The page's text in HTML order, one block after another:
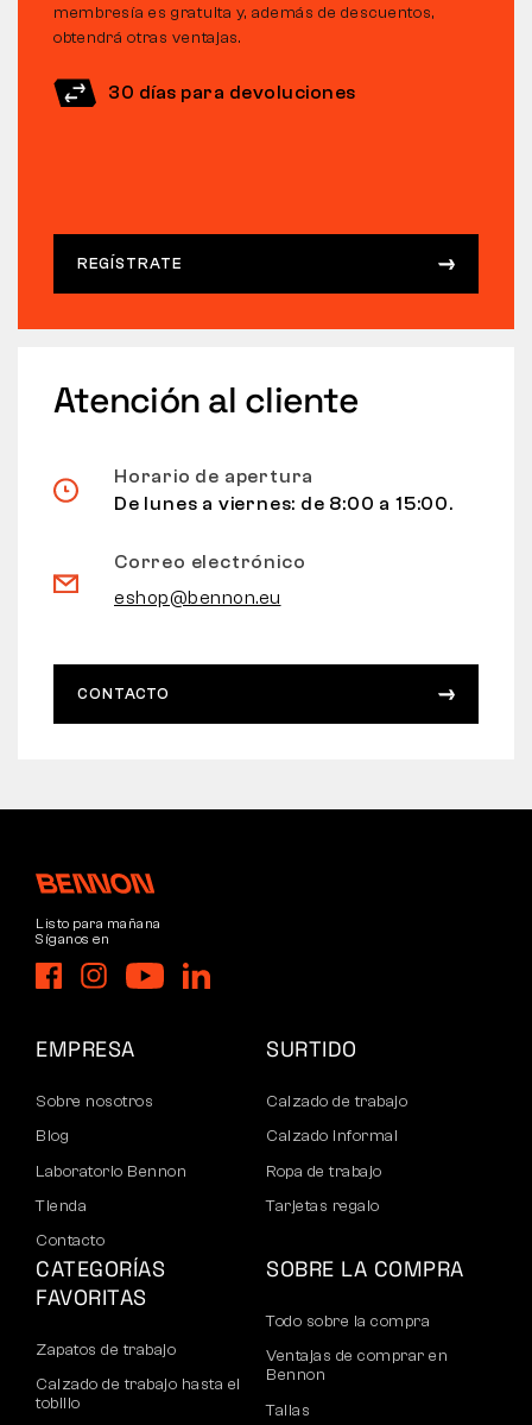
membresía es gratuita y, además de descuentos,
obtendrá otras ventajas.
30 días para devoluciones
REGÍSTRATE
Atención al cliente
Horario de apertura
De lunes a viernes: de 8:00 a 15:00.
Correo electrónico
eshop@bennon.eu
CONTACTO
Listo para mañana
Síganos en
EMPRESA
Sobre nosotros
Blog
Laboratorio Bennon
Tienda
Contacto
SURTIDO
Calzado de trabajo
Calzado informal
Ropa de trabajo
Tarjetas regalo
CATEGORÍAS
FAVORITAS
Zapatos de trabajo
Calzado de trabajo hasta el
tobillo
SOBRE LA COMPRA
Todo sobre la compra
Ventajas de comprar en
Bennon
Tallas